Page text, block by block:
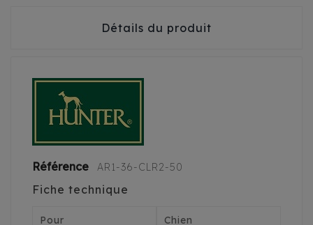
Détails du produit
Référence AR1-36-CLR2-50
Fiche technique
Pour Chien